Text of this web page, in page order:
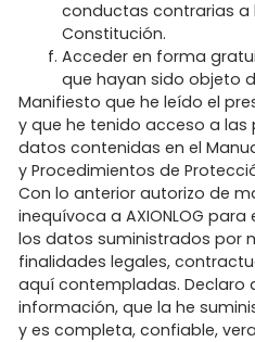
conductas contrarias a
Constitución.
Acceder en forma
que hayan sido objeto
Manifiesto que he leído el
y que he tenido acceso a
datos contenidas en el
y Procedimientos de
Con lo anterior autorizo de
inequívoca a AXIONLOG
los datos suministrados por
finalidades legales,
aquí contempladas. Declaro
información, que la he
y es completa, confiable,